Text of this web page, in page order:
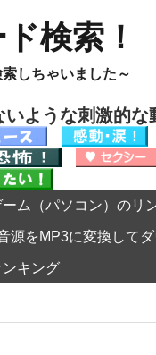
検索！
しちゃいました～
いような刺激的
ム（パソコン）のリ
源をMP3に変換して
キング